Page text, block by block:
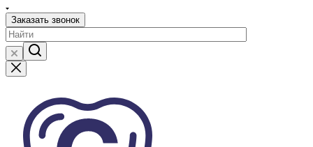
Заказать звонок